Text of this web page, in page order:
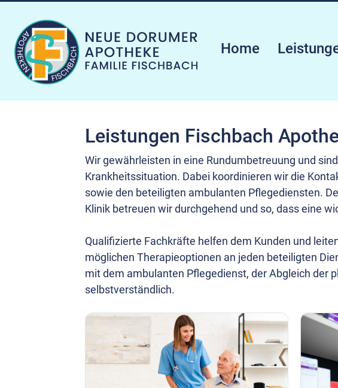
Home
Leistungen Fischbach
Wir gewährleisten in eine Rundumbetreuung und
Krankheitssituation. Dabei koordinieren wir die
sowie den beteiligten ambulanten Pflegediensten.
Klinik betreuen wir durchgehend und so, dass eine
Qualifizierte Fachkräfte helfen dem Kunden und
möglichen Therapieoptionen an jeden beteiligten
mit dem ambulanten Pflegedienst, der Abgleich der
selbstverständlich.